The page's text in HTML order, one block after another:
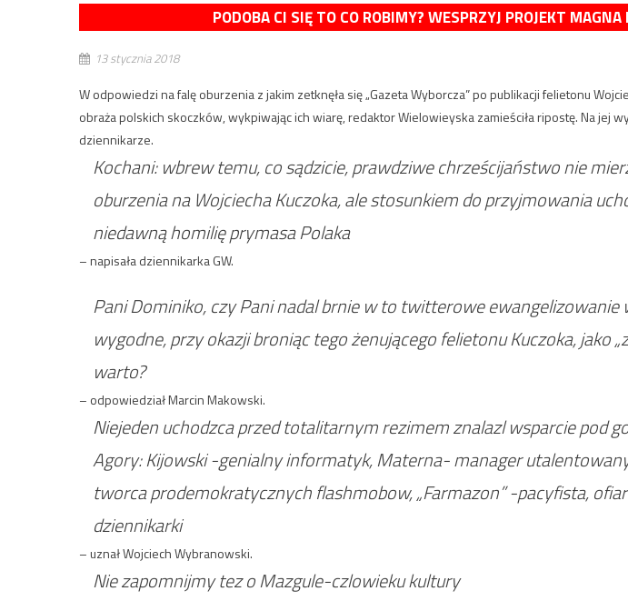
PODOBA CI SIĘ TO CO ROBIMY? WESPRZYJ PROJEKT MAGNA
13 stycznia 2018
W odpowiedzi na falę oburzenia z jakim zetknęła się „Gazeta Wyborcza” po publikacji felietonu
obraża polskich skoczków, wykpiwając ich wiarę, redaktor Wielowieyska zamieściła ripostę. Na jej
dziennikarze.
Kochani: wbrew temu, co sądzicie, prawdziwe chrześcijaństwo nie
oburzenia na Wojciecha Kuczoka, ale stosunkiem do przyjmowania
niedawną homilię prymasa Polaka
– napisała dziennikarka GW.
Pani Dominiko, czy Pani nadal brnie w to twitterowe
wygodne, przy okazji broniąc tego żenującego felietonu Kuczoka, jako
warto?
– odpowiedział Marcin Makowski.
Niejeden uchodzca przed totalitarnym rezimem znalazl wsparcie pod
Agory: Kijowski -genialny informatyk, Materna- manager
tworca prodemokratycznych flashmobow, „Farmazon” -pacyfista,
dziennikarki
– uznał Wojciech Wybranowski.
Nie zapomnijmy tez o Mazgule-czlowieku kultury